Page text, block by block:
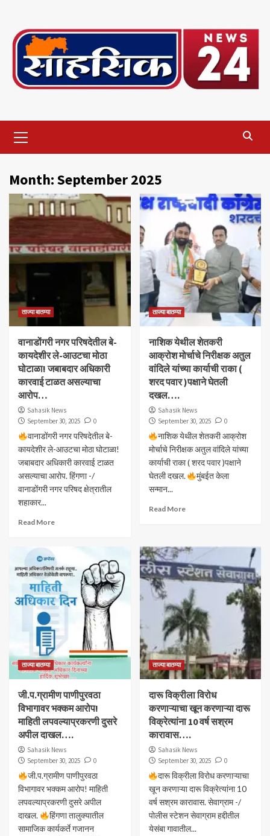
content
Menu
Month:September 2025
ताज्या बातम्या
वानाडोंगरी नगर परिषदेतील बे-
कायदेशीर ले-आउटचा मोठा
घोटाळा! जबाबदार अधिकारी
कारवाई टाळत असल्याचा
आरोप…
Sahasik News
September 30, 2025
0
वानाडोंगरी नगर परिषदेतील बे-
कायदेशीर ले-आउटचा मोठा घोटाळा!
जबाबदार अधिकारी कारवाई टाळत
असल्याचा आरोप. हिंगणा -/
वानाडोंगरी नगर परिषद क्षेत्रातील
शहाकार...
Read More
ताज्या बातम्या
नाशिक येथील शेतकरी
आक्रोश मोर्चाचे निरीक्षक अतुल
वांदिले यांच्या कार्याची राका (
शरद पवार )पक्षाने घेतली
दखल….
Sahasik News
September 30, 2025
0
नाशिक येथील शेतकरी आक्रोश
मोर्चाचे निरीक्षक अतुल वांदिले यांच्या
कार्याची राका ( शरद पवार )पक्षाने
घेतली दखल.
मुंबईत केला
सन्मान...
Read More
ताज्या बातम्या
जी.प.ग्रामीण पाणीपुरवठा
विभागावर भक्कम आरोप!
माहिती लपवल्याप्रकरणी दुसरे
अपील दाखल….
Sahasik News
September 30, 2025
0
जी.प.ग्रामीण पाणीपुरवठा
विभागावर भक्कम आरोप! माहिती
लपवल्याप्रकरणी दुसरे अपील
दाखल.
हिंगणा तालुक्यातील
सामाजिक कार्यकर्ते गजानन
ताज्या बातम्या
दारू विक्रीला विरोध
करणाऱ्याचा खून करणाऱ्या दारू
विक्रेत्यांना 10 वर्ष सश्रम
कारावास….
Sahasik News
September 30, 2025
0
दारू विक्रीला विरोध करणाऱ्याचा
खून करणाऱ्या दारू विक्रेत्यांना 10
वर्ष सश्रम कारावास. सेवाग्राम -/
पोलीस स्टेशन सेवाग्राम हद्दीतील
येसंबा गावातील...